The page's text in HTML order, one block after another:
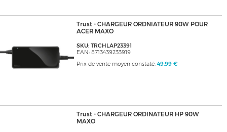
Trust - CHARGEUR ORDNIATEUR 90W POUR
ACER MAXO
SKU: TRCHLAP23391
EAN: 8713439233919
Prix de vente moyen constaté: 49,99 €
Trust - CHARGEUR ORDINATEUR HP 90W
MAXO